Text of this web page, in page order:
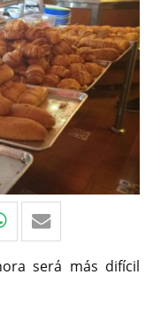
será más difícil